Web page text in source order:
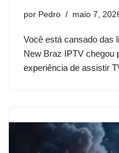
por Pedro maio 7,
Você está cansado das
New Braz IPTV chegou
experiência de assistir